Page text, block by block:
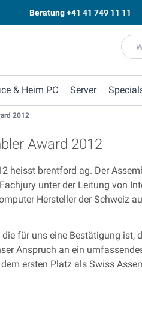
Beratung+41 41 749 11 11
& Heim PC Server
2012
Award 2012
heisst brentford ag. Der
unter der Leitung von
Hersteller der Schweiz
für uns eine Bestätigung ist,
Anspruch an ein
ersten Platz als Swiss